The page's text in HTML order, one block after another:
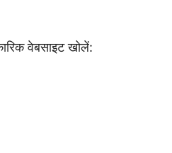
वेबसाइट खोलें: